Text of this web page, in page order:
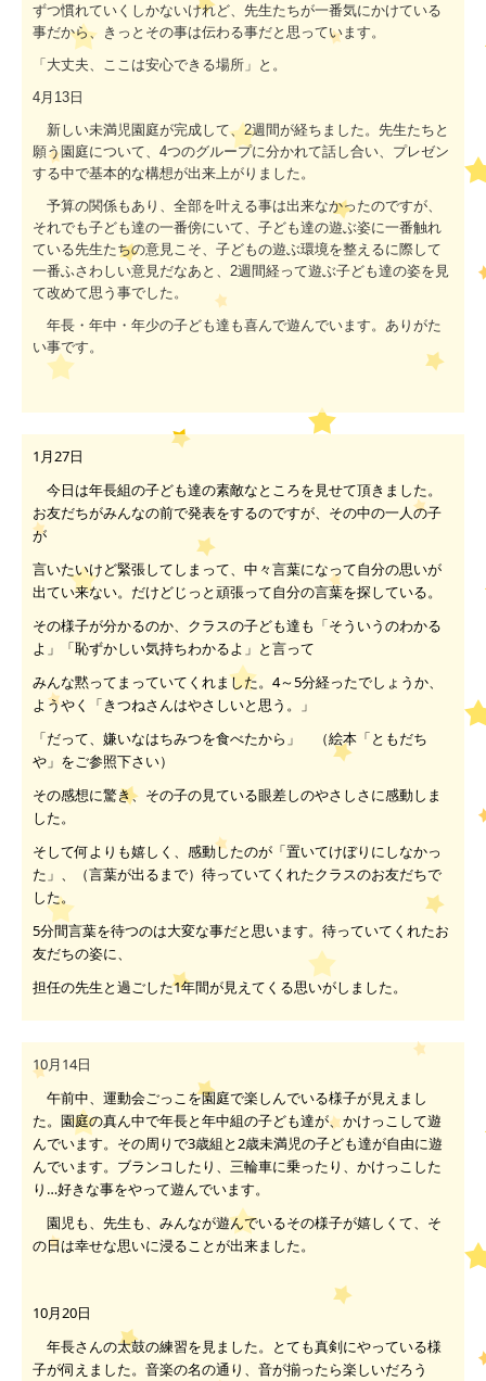
ずつ慣れていくしかないけれど、先生たちが一番気にかけている
事だから、きっとその事は伝わる事だと思っています。
「大丈夫、ここは安心できる場所」と。
4月13 日
新しい未満児園庭が完成して、2週間が経ちました。先生たちと
願う園庭について、 4つのグループに分かれて話し合い、プレゼン
する中で基本的な構想が出来上がりました。
予算の関係もあり、全部を叶える事は出来なかったのですが、
それでも子ども達の一番傍にいて、子ども達の遊ぶ姿に一番触れ
ている先生たちの意見こそ、子どもの遊ぶ環境を整えるに際して
一番ふさわしい意見だなあと、 2週間経って遊ぶ子ども達の姿を見
て改めて思う事でした。
年長・年中・年少の子ども達も喜んで遊んでいます。ありがた
い事です。
1月27日
今日は年長組の子ども達の素敵なところを見せて頂きました。
お友だちがみんなの前で発表をするのですが、その中の一人の子
が
言いたいけど緊張してしまって、中々言葉になって自分の思いが
出てい来ない。 だけどじっと頑張って自分の言葉を探している。
その様子が分かるのか、クラスの子ども達も 「そういうのわかる
よ」「恥ずかしい気持ちわかるよ」と言って
みんな黙ってまっていてくれました。 4～5分経ったでしょうか、
ようやく
「きつねさんはやさしいと思う。」
「だって、嫌いなはちみつを食べたから」 （絵本「ともだち
や」をご参照下さい）
その感想に驚き、その子の見ている眼差しのやさしさに感動しま
した。
そして何よりも嬉しく、感動したのが「置いてけぼりにしなかっ
た」、（言葉が出るまで）待っていてくれたクラスのお友だちで
した。
5分間言葉を待つのは大変な事だと思います。待っていてくれたお
友だちの姿に、
担任の先生と過ごした1年間が見えてくる思いがしました。
10月14日
午前中、運動会ごっこを園庭で楽しんでいる様子が見えまし
た。園庭の真ん中で年長と年中組の子ども達が、かけっこして遊
んでいます。その周りで3歳組と2歳未満児の子ども達が自由に遊
んでいます。ブランコしたり、三輪車に乗ったり、かけっこした
り…好きな事をやって遊んでいます。
園児も、先生も、みんなが遊んでいるその様子が嬉しくて、そ
の日は幸せな思いに浸ることが出来ました。
10月20日
年長さんの太鼓の練習を見ました。とても真剣にやっている様
子が伺えました。音楽の名の通り、音が揃ったら楽しいだろう